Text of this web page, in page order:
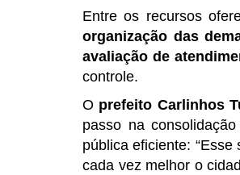
Entre os recursos
organização das
avaliação de
controle.
O prefeito Carlinhos
passo na
pública eficiente:
cada vez melhor o